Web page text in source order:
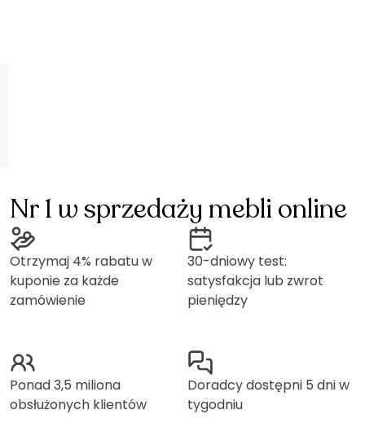
Nr 1 w sprzedaży mebli online
Otrzymaj 4% rabatu w
kuponie za każde
zamówienie
30-dniowy test:
satysfakcja lub zwrot
pieniędzy
Ponad 3,5 miliona
obsłużonych klientów
Doradcy dostępni 5 dni w
tygodniu